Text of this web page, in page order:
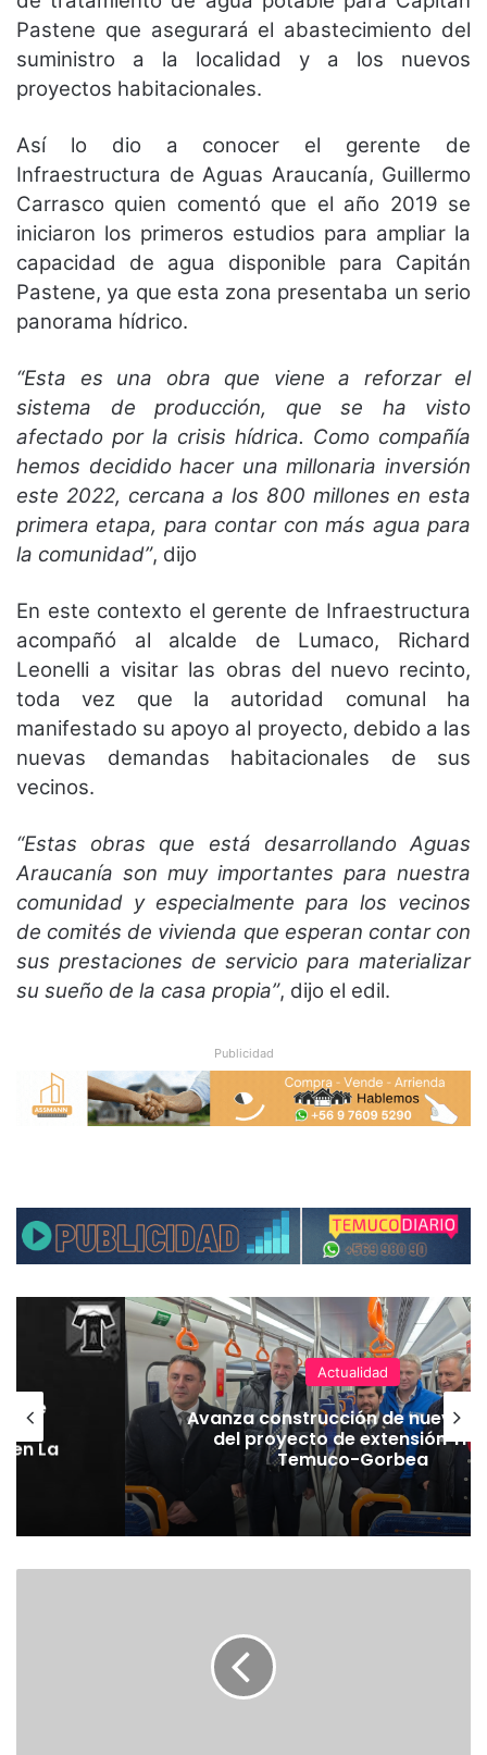
Pastene que asegurará el abastecimiento del
suministro a la localidad y a los nuevos
proyectos habitacionales.
Así lo dio a conocer el gerente de
Infraestructura de Aguas Araucanía, Guillermo
Carrasco quien comentó que el año 2019 se
iniciaron los primeros estudios para ampliar la
capacidad de agua disponible para Capitán
Pastene, ya que esta zona presentaba un serio
panorama hídrico.
“Esta es una obra que viene a reforzar el
sistema de producción, que se ha visto
afectado por la crisis hídrica. Como compañía
hemos decidido hacer una millonaria inversión
este 2022, cercana a los 800 millones en esta
primera etapa, para contar con más agua para
la comunidad”, dijo
En este contexto el gerente de Infraestructura
acompañó al alcalde de Lumaco, Richard
Leonelli a visitar las obras del nuevo recinto,
toda vez que la autoridad comunal ha
manifestado su apoyo al proyecto, debido a las
nuevas demandas habitacionales de sus
vecinos.
“Estas obras que está desarrollando Aguas
Araucanía son muy importantes para nuestra
comunidad y especialmente para los vecinos
de comités de vivienda que esperan contar con
sus prestaciones de servicio para materializar
su sueño de la casa propia”, dijo el edil.
Publicidad
en La
Actualidad
Avanza construcción de nuevas
del proyecto de extensión
Temuco-Gorbea